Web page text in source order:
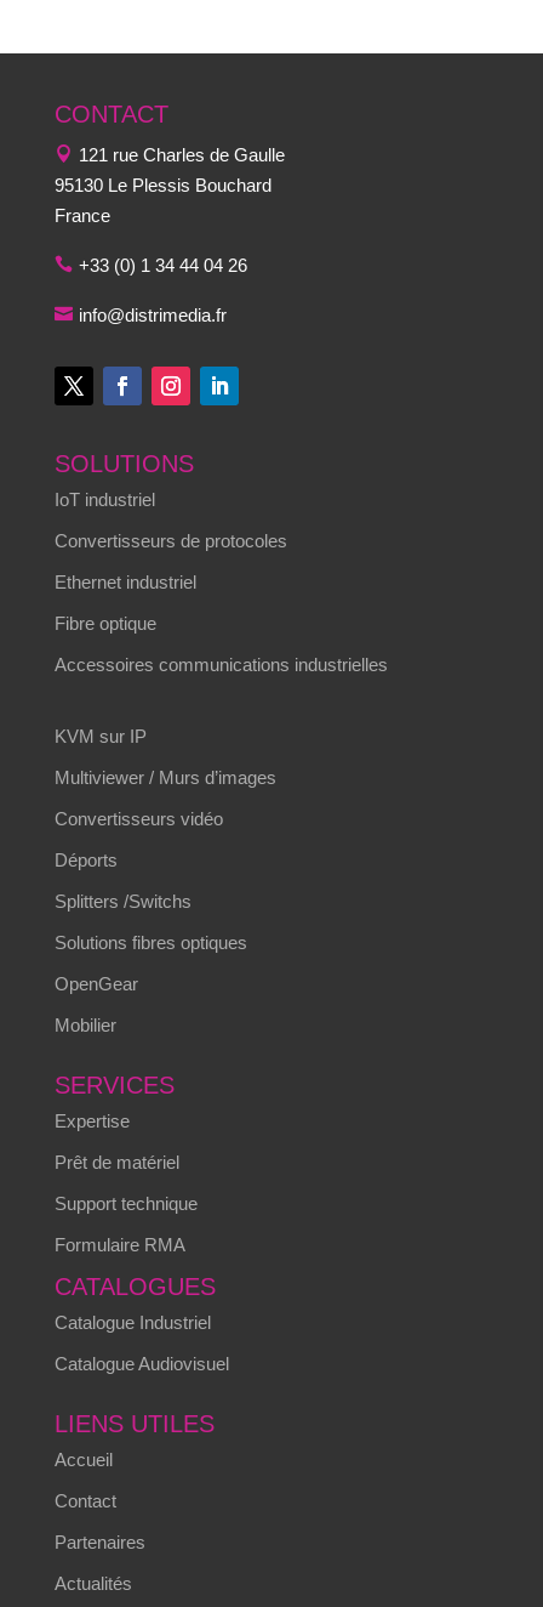
CONTACT
121 rue Charles de Gaulle
95130 Le Plessis Bouchard
France
+33 (0) 1 34 44 04 26
info@distrimedia.fr
SOLUTIONS
IoT industriel
Convertisseurs de protocoles
Ethernet industriel
Fibre optique
Accessoires communications industrielles
KVM sur IP
Multiviewer / Murs d’images
Convertisseurs vidéo
Déports
Splitters /Switchs
Solutions fibres optiques
OpenGear
Mobilier
SERVICES
Expertise
Prêt de matériel
Support technique
Formulaire RMA
CATALOGUES
Catalogue Industriel
Catalogue Audiovisuel
LIENS UTILES
Accueil
Contact
Partenaires
Actualités